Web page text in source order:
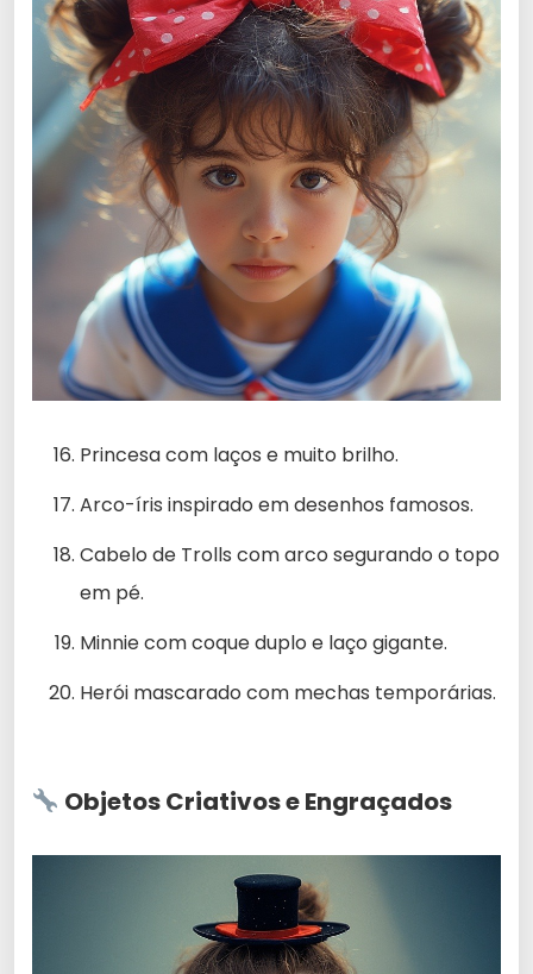
Princesa com laços e muito brilho.
Arco-íris inspirado em desenhos famosos.
Cabelo de Trolls com arco segurando o topo
em pé.
Minnie com coque duplo e laço gigante.
Herói mascarado com mechas temporárias.
Objetos Criativos e Engraçados